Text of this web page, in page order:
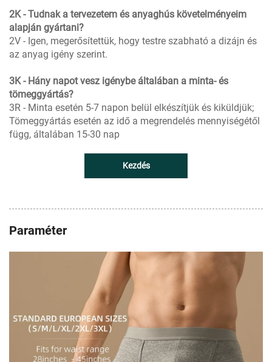
2K - Tudnak a tervezetem és anyaghús követelményeim
alapján gyártani?
2V - Igen, megerősítettük, hogy testre szabható a dizájn és
az anyag igény szerint.
3K - Hány napot vesz igénybe általában a minta- és
tömeggyártás?
3R - Minta esetén 5-7 napon belül elkészítjük és kiküldjük;
Tömeggyártás esetén az idő a megrendelés mennyiségétől
függ, általában 15-30 nap
Kezdés
Paraméter